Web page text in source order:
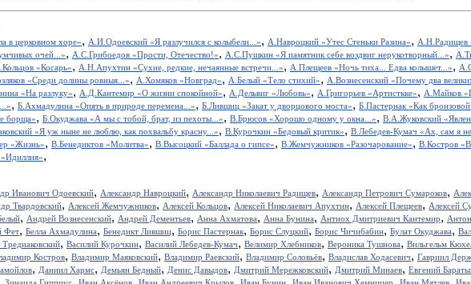
в церковном хоре», А.И.Одоевский «Я разлучился с колыбели...», А.Навроцкий «Утес Cтеньки Разина», А.Н.Радищев
очей...», А.С.Грибоедов «Прости, Отечество!», А.С.Пушкин «Я памятник себе воздвиг нерукотворный...»,
«Косарь», А.Н.Апухтин «Сухие, редкие, нечаянные встречи...», А.Плещеев «Ночь тиха... Едва колышет...»,
«Среди долины ровныя...», А.Хомяков «Новград», А.Белый «Тело стихий», А.Вознесенский «Почему два
«На разлуку», А.Д.Кантемир «О жизни спокойной», А.Дельвиг «Любовь», А.Григорьев «Артисткке», А.Майков
, Б.Ахмадулина «Опять в природе перемена...», Б.Лившиц «Закат у дворцового моста», Б.Пастернак «Как
борща», Б.Окуджава «А мы с тобой, брат, из пехоты...», В.Брюсов «Хорошо одному у окна...», В.А.Жуковский
«Я уж ныне не люблю, как похвальбу красну...», В.Курочкин «Бедовый критик», В.Лебедев-Кумач «Ах, сам я
«Жизнь», В.Бенедиктов «Молитва», В.Высоцкий «Баллада о гипсе», В.Жемчужников «Разочарование», В.Костров «В
,
Иванович Одоевский, Александр Навроцкий, Александр Николаевич Радищев, Александр Петрович Сумароков,
Твардовский, Алексей Жемчужников, Алексей Кольцов, Алексей Николаевич Апухтин, Алексей Плещеев, Алексей
, Андрей Вознесенский, Андрей Дементьев, Анна Ахматова, Анна Бунина, Антиох Дмитриевич Кантемир,
Фет, Белла Ахмадулина, Бенедикт Лившиц, Борис Пастернак, Борис Слуцкий, Борис Чичибабин, Булат Окуджава,
, Василий Курочкин, Василий Лебедев-Кумач, Велимир Хлебников, Вероника Тушнова, Вильгельм
Костров, Владимир Маяковский, Владимир Раевский, Владимир Соловьёв, Владислав Ходасевич, Гавриил
, Даниил Хармс, Демьян Бедный, Денис Давыдов, Дмитрий Мережковский, Дмитрий Минаев, Евгений